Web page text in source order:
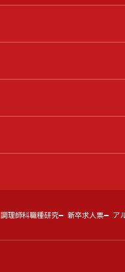
調理師科職種研究 新卒求人票 ア